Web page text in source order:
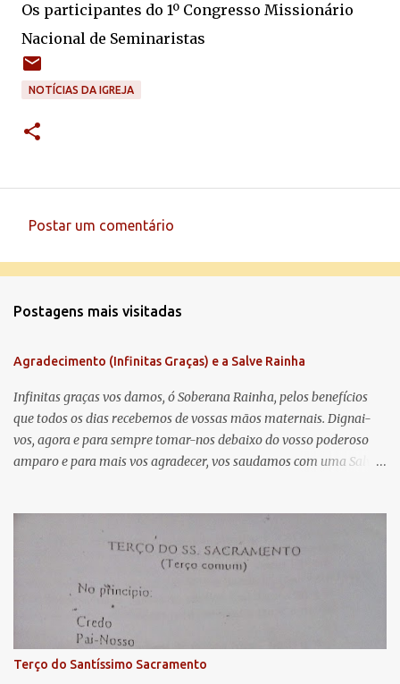
Os participantes do 1º Congresso Missionário
Nacional de Seminaristas
NOTÍCIAS DA IGREJA
e
t
á
r
i
o
Postar um comentário
Postagens mais visitadas
Agradecimento (Infinitas Graças) e a Salve Rainha
Infinitas graças vos damos, ó Soberana Rainha, pelos benefícios
que todos os dias recebemos de vossas mãos maternais. Dignai-
vos, agora e para sempre tomar-nos debaixo do vosso poderoso
amparo e para mais vos agradecer, vos saudamos com uma Salve
lágrimas. Eia, pois, Advogada nossa, estes vossos olhos
misericordiosos a nós volvei, e depois deste desterro, mostrai-nos
Jesus. Bendito é o fruto do vosso ventre, ó clemente, ó piedosa, ó
doce e sempre Virgem Maria. Rogai por nós Santa Mãe de Deus.
Para que sejamos dignos das promessas de Cristo. Amém.
Terço do Santíssimo Sacramento